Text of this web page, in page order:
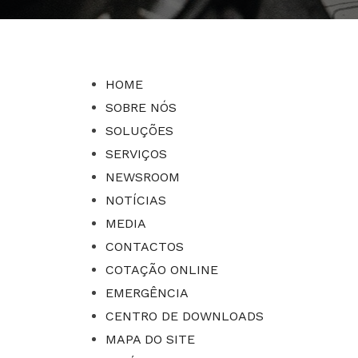
HOME
SOBRE NÓS
SOLUÇÕES
SERVIÇOS
NEWSROOM
NOTÍCIAS
MEDIA
CONTACTOS
COTAÇÃO ONLINE
EMERGÊNCIA
CENTRO DE DOWNLOADS
MAPA DO SITE